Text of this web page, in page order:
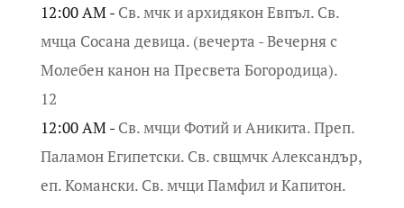
12:00 AM - Св. мчк и архидякон Евпъл. Св.
мчца Сосана девица. (вечерта - Вечерня с
Молебен канон на Пресвета Богородица).
12
12:00 AM - Св. мчци Фотий и Аникита. Преп.
Паламон Египетски. Св. свщмчк Александър,
еп. Комански. Св. мчци Памфил и Капитон.